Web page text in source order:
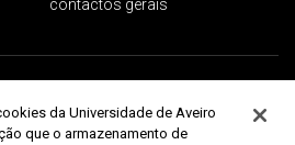
contactos gerais
da Universidade de Aveiro
que o armazenamento de